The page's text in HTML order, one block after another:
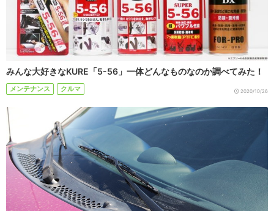
みんな大好きなKURE「5-56」一体どんなものなのか調べてみた！
メンテナンス クルマ 2020/10/26